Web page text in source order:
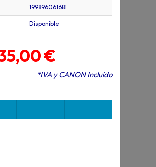
199896061681
Disponible
€
*IVA y CANON Incluido